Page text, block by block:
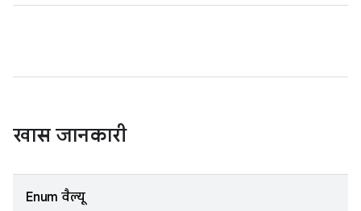
खास जानकारी
Enum वैल्यू